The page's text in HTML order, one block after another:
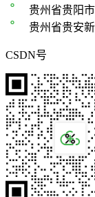
贵州省贵阳
贵州省贵安
CSDN号